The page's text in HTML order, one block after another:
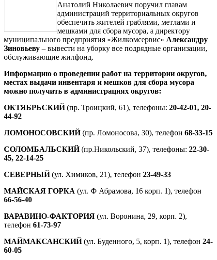
Анатолий Николаевич поручил главам
администраций территориальных округов
обеспечить жителей граблями, метлами и
мешками для сбора мусора, а директору
муниципального предприятия «Жилкомсервис» Александру
Зиновьеву – вывести на уборку все подрядные организации,
обслуживающие жилфонд.
Информацию о проведении работ на территории округов,
местах выдачи инвентаря и мешков для сбора мусора
можно получить в администрациях округов:
ОКТЯБРЬСКИЙ(пр. Троицкий, 61), телефоны: 20-42-01, 20-
44-92
ЛОМОНОСОВСКИЙ(пр. Ломоносова, 30), телефон 68-33-15
СОЛОМБАЛЬСКИЙ(пр.Никольский, 37), телефоны: 22-30-
45, 22-14-25
СЕВЕРНЫЙ(ул. Химиков, 21), телефон 23-49-33
МАЙСКАЯ ГОРКА (ул. Ф Абрамова, 16 корп. 1), телефон
66-56-40
ВАРАВИНО-ФАКТОРИЯ (ул. Воронина, 29, корп. 2),
телефон 61-73-97
МАЙМАКСАНСКИЙ(ул. Буденного, 5, корп. 1), телефон 24-
60-05